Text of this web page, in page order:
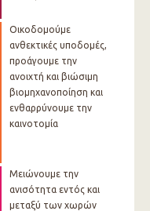
Οικοδομούμε
ανθεκτικές υποδομές,
προάγουμε την
ανοιχτή και βιώσιμη
βιομηχανοποίηση και
ενθαρρύνουμε την
καινοτομία
Μειώνουμε την
ανισότητα εντός και
μεταξύ των χωρών